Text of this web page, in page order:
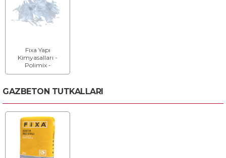
Fixa Yapı
Kimyasalları -
Polimix -
Polipropilen Elyaf
GAZBETON TUTKALLARI